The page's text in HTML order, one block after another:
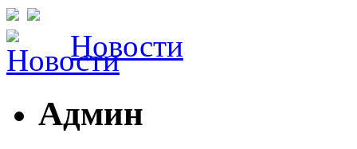
Новости
Админ